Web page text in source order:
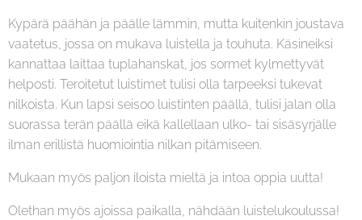
Kypärä päähän ja päälle lämmin, mutta kuitenkin joustava
vaatetus, jossa on mukava luistella ja touhuta. Käsineiksi
kannattaa laittaa tuplahanskat, jos sormet kylmettyvät
helposti. Teroitetut luistimet tulisi olla tarpeeksi tukevat
nilkoista. Kun lapsi seisoo luistinten päällä, tulisi jalan olla
suorassa terän päällä eikä kallellaan ulko- tai sisäsyrjälle
ilman erillistä huomiointia nilkan pitämiseen.
Mukaan myös paljon iloista mieltä ja intoa oppia uutta!
Olethan myös ajoissa paikalla, nähdään luistelukoulussa!